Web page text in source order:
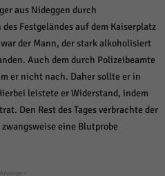
aus Nideggen durch
Festgeländes auf dem Kaiserplatz
der Mann, der stark alkoholisiert
Auch dem durch Polizeibeamte
er nicht nach. Daher sollte er in
leistete er Widerstand, indem
Den Rest des Tages verbrachte der
eine Blutprobe
Anzeige -
anonym. Diese Informationen helfen
unsere Website nutzen.
anzeigen
oder Publishern verwendet,
Sie tun dies, indem sie Besucher
anzeigen